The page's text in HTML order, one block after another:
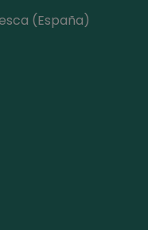
(España)